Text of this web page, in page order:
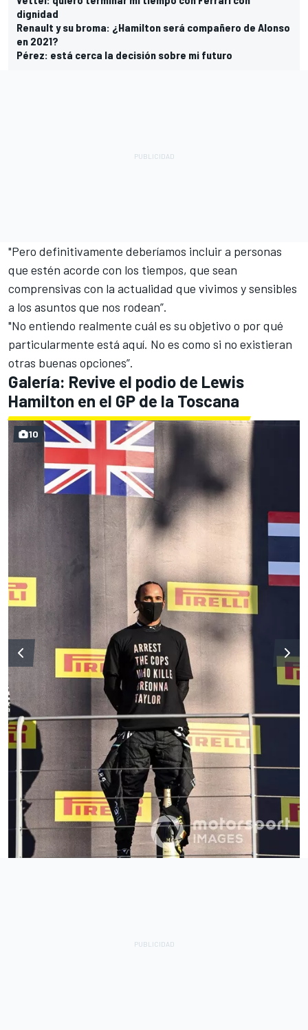
dignidad
Renault y su broma: ¿Hamilton será compañero de Alonso
en 2021?
Pérez: está cerca la decisión sobre mi futuro
"Pero definitivamente deberíamos incluir a personas
que estén acorde con los tiempos, que sean
comprensivas con la actualidad que vivimos y sensibles
a los asuntos que nos rodean”.
"No entiendo realmente cuál es su objetivo o por qué
particularmente está aquí. No es como si no existieran
otras buenas opciones”.
Galería: Revive el podio de Lewis
Hamilton en el GP de la Toscana
10